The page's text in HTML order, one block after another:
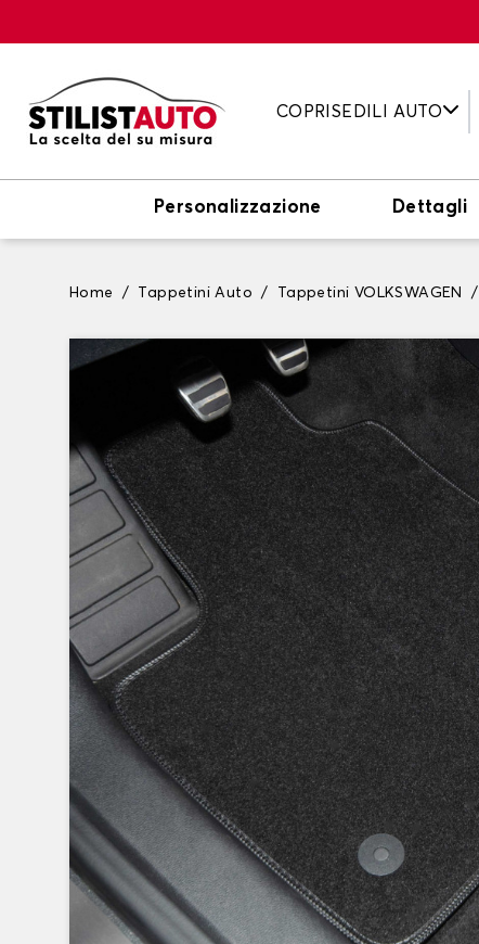
COPRISEDILI AUTO
Personalizzazione Dettagli
Home Tappetini Auto Tappetini VOLKSWAGEN